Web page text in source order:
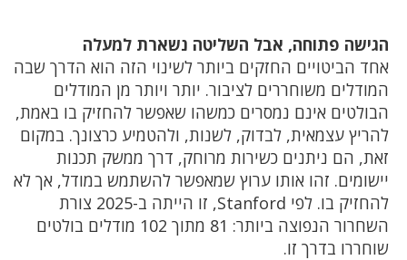
הגישה פתוחה, אבל השליטה נשארת למעלה
אחד הביטויים החזקים ביותר לשינוי הזה הוא הדרך שבה
המודלים משוחררים לציבור. יותר ויותר מן המודלים
הבולטים אינם נמסרים כמשהו שאפשר להחזיק בו באמת,
להריץ עצמאית, לבדוק, לשנות, ולהטמיע כרצונך. במקום
זאת, הם ניתנים כשירות מרוחק, דרך ממשק תכנות
יישומים. זהו אותו ערוץ שמאפשר להשתמש במודל, אך לא
להחזיק בו. לפי Stanford, זו הייתה ב-2025 צורת
השחרור הנפוצה ביותר: 81 מתוך 102 מודלים בולטים
שוחררו בדרך זו.